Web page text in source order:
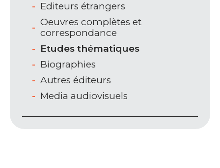
Editeurs étrangers
Oeuvres complètes et
correspondance
Etudes thématiques
Biographies
Autres éditeurs
Media audiovisuels